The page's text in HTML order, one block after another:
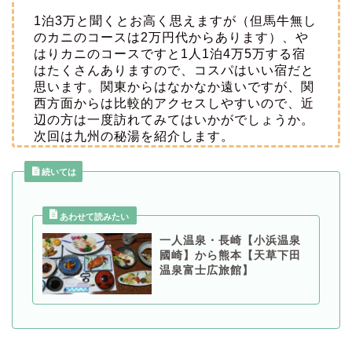
1泊3万と聞くとお高く思えますが（但馬牛無し
のカニのコースは2万円代からあります）、や
はりカニのコースですと1人1泊4万5万する宿
はたくさんありますので、コスパはいい宿だと
思います。関東からはなかなか遠いですが、関
西方面からは比較的アクセスしやすいので、近
辺の方は一度訪れてみてはいかがでしょうか。
次回は九州の秘湯を紹介します。
続いては
一人温泉・長崎【小浜温泉
國崎】から熊本【天草下田
温泉富士広旅館】